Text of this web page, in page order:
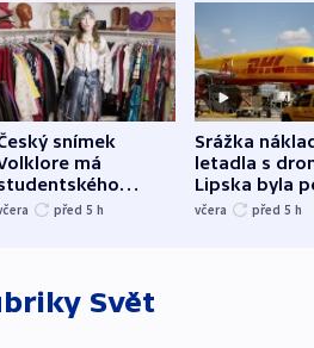
snímek
má
zabojuje o
před 5 h
Srážka
letadla s
Lipska byla
německého
včera před 5 h
Svět